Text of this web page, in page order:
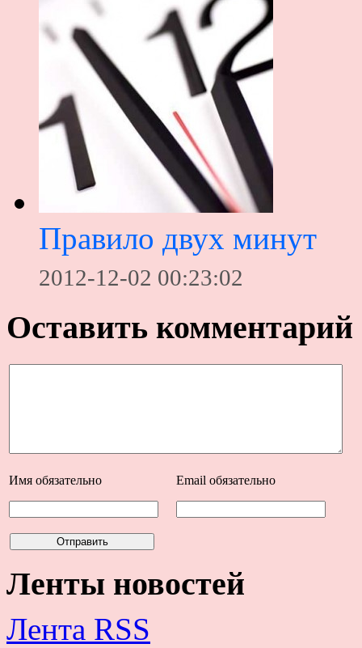
Правило двух минут
2012-12-02 00:23:02
Оставить комментарий
Имя обязательно Email обязательно
Ленты новостей
Лента RSS